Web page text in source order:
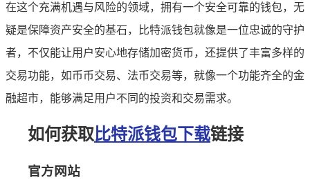
在这个充满机遇与风险的领域，拥有一个安全可靠的钱包，无
疑是保障资产安全的基石，比特派钱包就像是一位忠诚的守护
者，不仅能让用户安心地存储加密货币，还提供了丰富多样的
交易功能，如币币交易、法币交易等，就像一个功能齐全的金
融超市，能够满足用户不同的投资和交易需求。
如何获取 比特派钱包下载链接
官方网站